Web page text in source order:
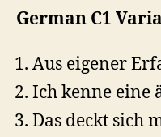
German C1
Aus eigener
Ich kenne eine
Das deckt sich